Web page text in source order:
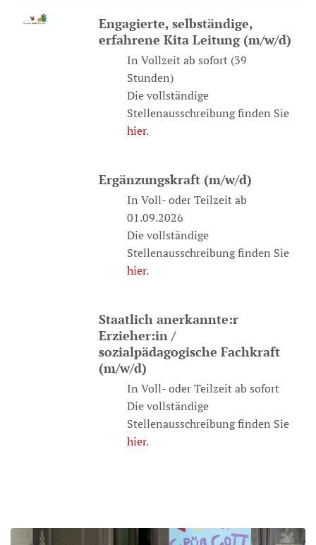
Engagierte, selbständige,
erfahrene Kita Leitung (m/w/d)
In Vollzeit ab sofort (39
Stunden)
Die vollständige
Stellenausschreibung finden Sie
hier.
Ergänzungskraft (m/w/d)
In Voll- oder Teilzeit ab
01.09.2026
Die vollständige
Stellenausschreibung finden Sie
hier.
Staatlich anerkannte:r
Erzieher:in /
sozialpädagogische Fachkraft
(m/w/d)
In Voll- oder Teilzeit ab sofort
Die vollständige
Stellenausschreibung finden Sie
hier.